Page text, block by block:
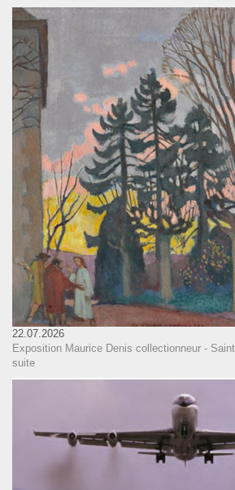
22.07.2026
Exposition Maurice Denis collectionneur -
suite